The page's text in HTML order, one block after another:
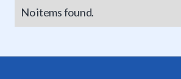
No items found.